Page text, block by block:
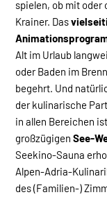
spielen, ob mit oder
Krainer. Das
Alt im Urlaub
oder Baden im
begehrt. Und
der kulinarische
in allen Bereichen
großzügigen See-
Seekino-Sauna
Alpen-Adria-
des (Familien-)